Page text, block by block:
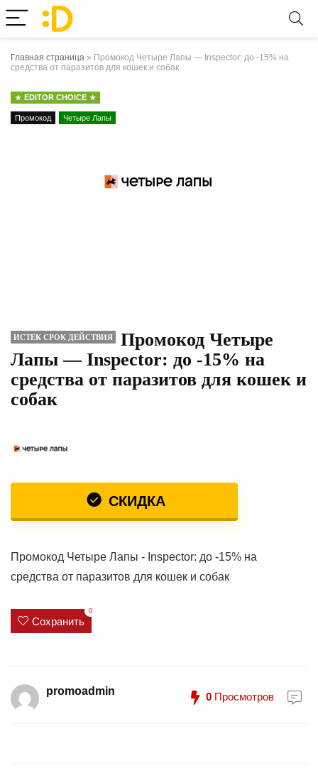
Главная страница » Промокод Четыре Лапы — Inspector: до -15% на
средства от паразитов для кошек и собак
EDITOR CHOICE
Промокод Четыре Лапы
ИСТЕК СРОК ДЕЙСТВИЯ
Промокод Четыре
Лапы — Inspector: до -15% на
средства от паразитов для кошек и
собак
СКИДКА
Промокод Четыре Лапы - Inspector: до -15% на
средства от паразитов для кошек и собак
Сохранить
0
promoadmin 0 Просмотров